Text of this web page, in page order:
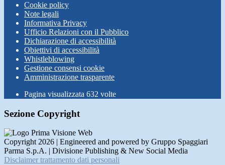
Cookie policy
Note legali
Informativa Privacy
Ufficio Relazioni con il Pubblico
Dichiarazione di accessibilità
Obiettivi di accessibilità
Whistleblowing
Gestione consensi cookie
Amministrazione trasparente
Pagina visualizzata 632 volte
Sezione Copyright
Copyright 2026 | Engineered and powered by Gruppo Spaggiari
Parma S.p.A. | Divisione Publishing & New Social Media
Disclaimer trattamento dati personali